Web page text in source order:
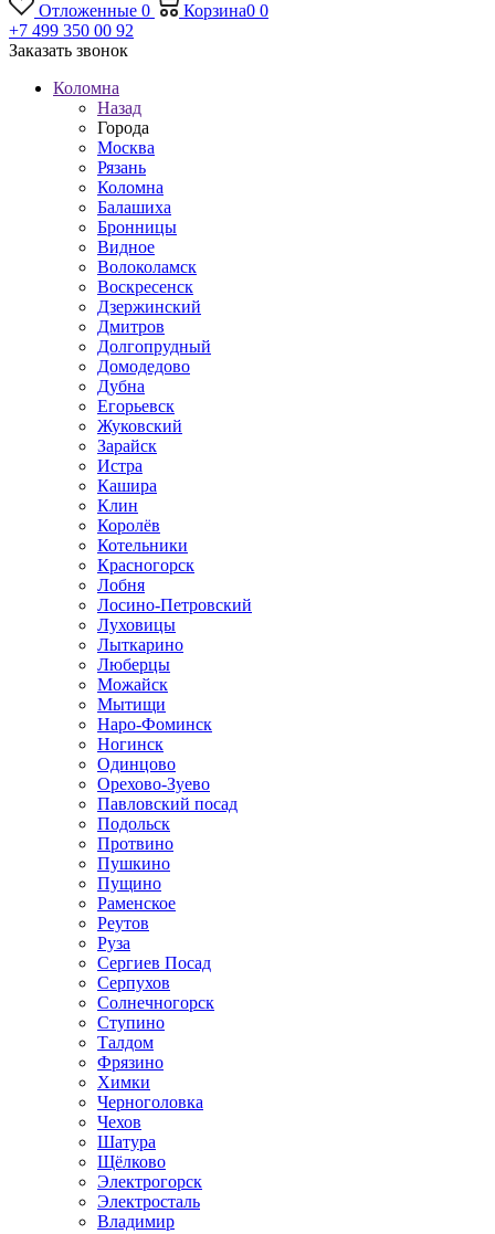
Отложенные 0 Корзина0 0
+7 499 350 00 92
Заказать звонок
Коломна
Назад
Города
Москва
Рязань
Коломна
Балашиха
Бронницы
Видное
Волоколамск
Воскресенск
Дзержинский
Дмитров
Долгопрудный
Домодедово
Дубна
Егорьевск
Жуковский
Зарайск
Истра
Кашира
Клин
Королёв
Котельники
Красногорск
Лобня
Лосино-Петровский
Луховицы
Лыткарино
Люберцы
Можайск
Мытищи
Наро-Фоминск
Ногинск
Одинцово
Орехово-Зуево
Павловский посад
Подольск
Протвино
Пушкино
Пущино
Раменское
Реутов
Руза
Сергиев Посад
Серпухов
Солнечногорск
Ступино
Талдом
Фрязино
Химки
Черноголовка
Чехов
Шатура
Щёлково
Электрогорск
Электросталь
Владимир